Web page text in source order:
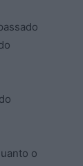
o